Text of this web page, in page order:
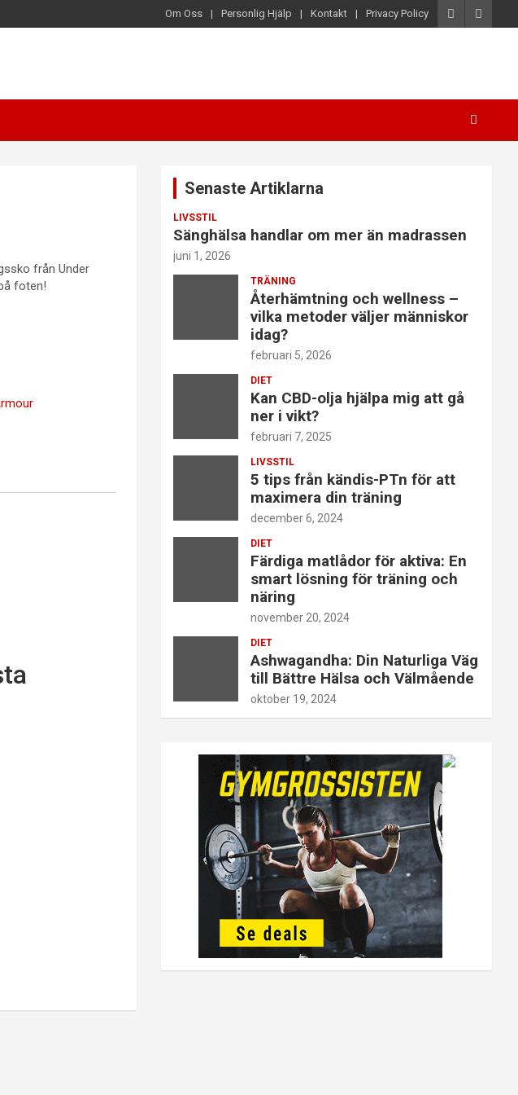
Om Oss Personlig Hjälp Kontakt Privacy Policy
från Under
foten!
Senaste Artiklarna
LIVSSTIL
Sänghälsa handlar om mer än madrassen
juni 1, 2026
TRÄNING
Återhämtning och wellness –
vilka metoder väljer människor
idag?
februari 5, 2026
DIET
Kan CBD-olja hjälpa mig att gå
ner i vikt?
februari 7, 2025
LIVSSTIL
5 tips från kändis-PTn för att
maximera din träning
december 6, 2024
DIET
Färdiga matlådor för aktiva: En
smart lösning för träning och
näring
november 20, 2024
DIET
Ashwagandha: Din Naturliga Väg
till Bättre Hälsa och Välmående
oktober 19, 2024